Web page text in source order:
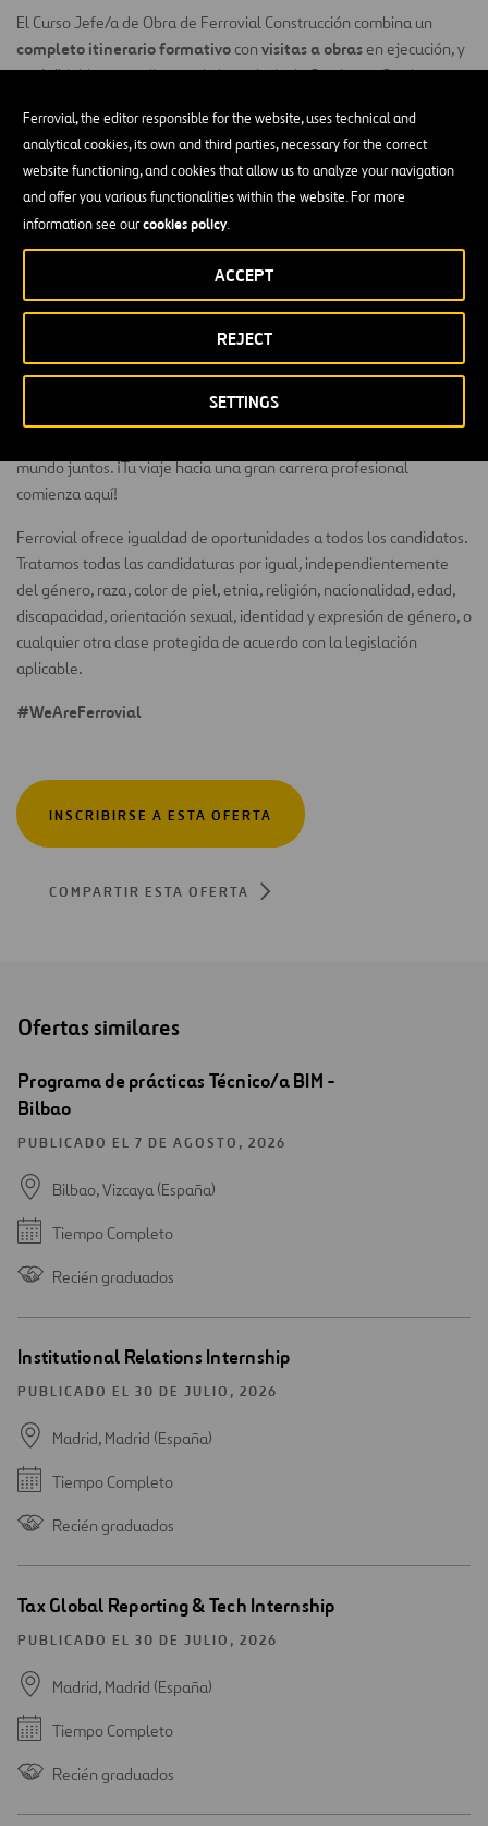
Ferrovial, the editor responsible for the website, uses technical and
analytical cookies, its own and third parties, necessary for the correct
website functioning, and cookies that allow us to analyze your navigation
and offer you various functionalities within the website. For more
information see ourcookies policy.
SETTINGS
REJECT
ACCEPT
El Curso Jefe/a de Obra de Ferrovial Construcción combina un
completo itinerario formativocon visitas a obras en ejecución, y
está dirigido a estudiantes de Ingeniería de Caminos y Grado
Tendrás la oportunidad de sumergirte en el mundo real de la
construcción y familiarizarte con las tareas y responsabilidades
clave que enfrentarás en tu futura carrera como Ingeniero/a de
Caminos y Graduado/a en Edificación.
compatibilizarlo fácilmente con tus estudios
la posibilidad de desarrollarte profesionalmente en la empresa en
el futuro.
Seize the challenge. Move the world together!Innovadores,
nos describen. Nos motiva los retos y creemos en el poder de la
mundo juntos. ¡Tu viaje hacia una gran carrera profesional
comienza aquí!
Ferrovial ofrece igualdad de oportunidades a todos los candidatos.
Tratamos todas las candidaturas por igual, independientemente
del género, raza, color de piel, etnia, religión, nacionalidad, edad,
discapacidad, orientación sexual, identidad y expresión de género, o
cualquier otra clase protegida de acuerdo con la legislación
aplicable.
#WeAreFerrovial
INSCRIBIRSE A ESTA OFERTA
COMPARTIR ESTA OFERTA
Ofertas similares
Programa de prácticas Técnico/a BIM -
Bilbao
PUBLICADO EL 7 DE AGOSTO, 2026
Bilbao, Vizcaya (España)
Tiempo Completo
Recién graduados
Institutional Relations Internship
PUBLICADO EL 30 DE JULIO, 2026
Madrid, Madrid (España)
Tiempo Completo
Recién graduados
Tax Global Reporting & Tech Internship
PUBLICADO EL 30 DE JULIO, 2026
Madrid, Madrid (España)
Tiempo Completo
Recién graduados